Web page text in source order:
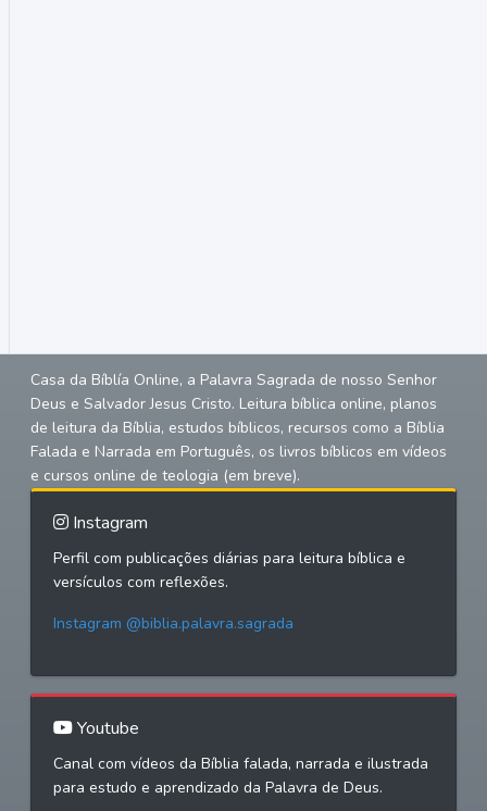
Casa da Bíblía Online, a Palavra Sagrada de nosso Senhor
Deus e Salvador Jesus Cristo. Leitura bíblica online, planos
de leitura da Bíblia, estudos bíblicos, recursos como a Bíblia
Falada e Narrada em Português, os livros bíblicos em vídeos
e cursos online de teologia (em breve).
Instagram
Perfil com publicações diárias para leitura bíblica e
versículos com reflexões.
Instagram @biblia.palavra.sagrada
Youtube
Canal com vídeos da Bíblia falada, narrada e ilustrada
para estudo e aprendizado da Palavra de Deus.